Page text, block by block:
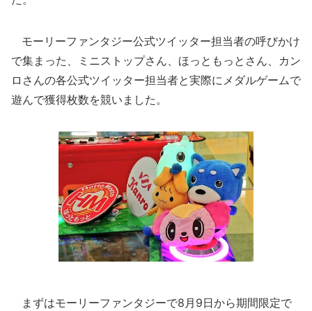
モーリーファンタジー公式ツイッター担当者の呼びかけ
で集まった、ミニストップさん、ほっともっとさん、カン
ロさんの各公式ツイッター担当者と実際にメダルゲームで
遊んで獲得枚数を競いました。
まずはモーリーファンタジーで8月9日から期間限定で